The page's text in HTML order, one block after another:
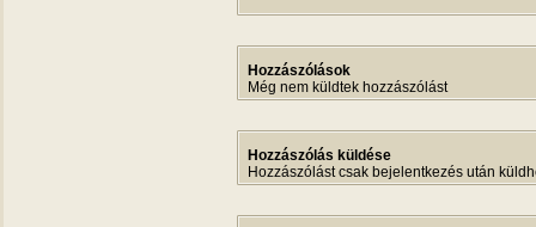
Hozzászólások
Még nem küldtek hozzászólást
Hozzászólás küldése
Hozzászólást csak bejelentkezés után